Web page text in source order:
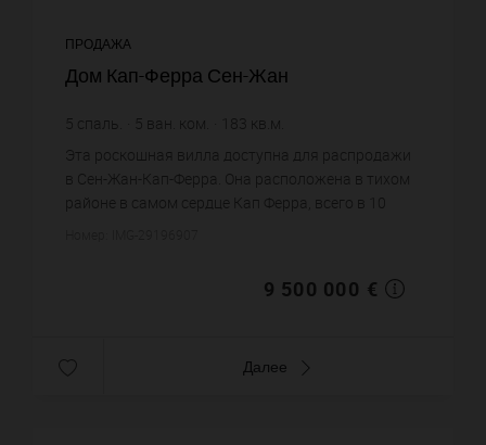
ПРОДАЖА
Дом Кап-Ферра Сен-Жан
5 спаль. 5 ван. ком. 183 кв.м.
Эта роскошная вилла доступна для распродажи
в Сен-Жан-Кап-Ферра. Она расположена в тихом
районе в самом сердце Кап Ферра, всего в 10
9 500 000 €
Далее